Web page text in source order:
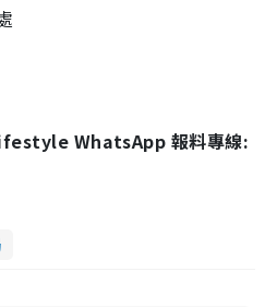
WhatsApp 報料專線: